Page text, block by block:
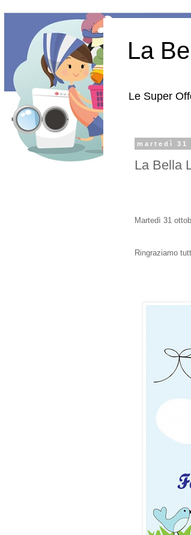
La
Le Super
martedì 31
La Bella
Martedì 31
Ringraziamo